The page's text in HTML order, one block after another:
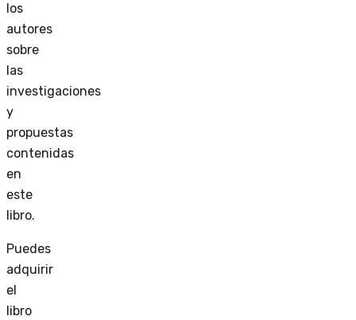
los
autores
sobre
las
investigaciones
y
propuestas
contenidas
en
este
libro.
Puedes
adquirir
el
libro